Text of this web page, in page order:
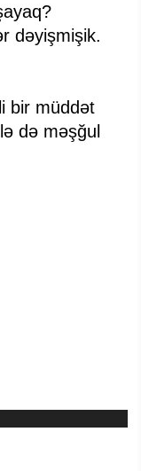
dəyişmişik.
bir müddət
də məşğul